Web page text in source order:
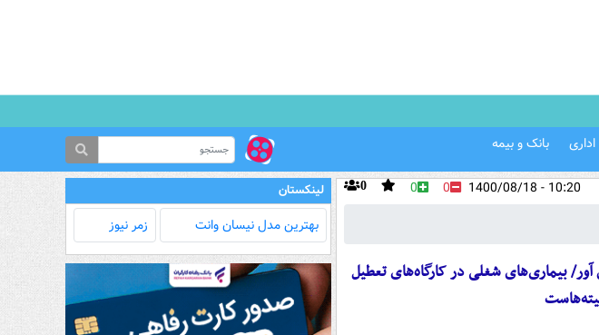
بانک و بیمه
0 0 0
10:20 - 1400/08/18
بیماری‌های شغلی در کارگاه‌های تعطیل
لینکستان
بهترین مدل‌ نیسان وانت زمر نیوز